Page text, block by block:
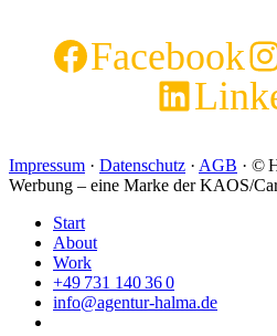
Facebook
Impressum · Datenschutz · AGB · ©
Werbung – eine Marke der KAOS/
Start
About
Work
+49 731 140 36 0
info@agentur-halma.de